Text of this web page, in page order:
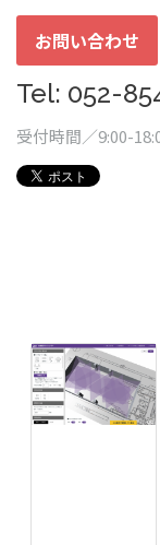
お問い合わせ
Tel: 052-
受付時間／9:00-